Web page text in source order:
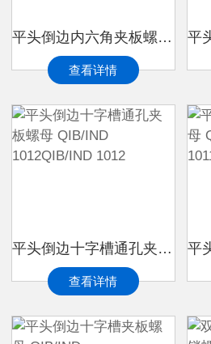
平头倒边内六角夹板螺母 QIB/IND 1013.2QIB/IND 1013.2
查看详情
平头倒边十字槽通孔夹板螺母 QIB/IND 1012QIB/IND 1012
查看详情